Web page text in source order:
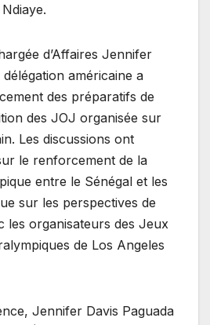
d’Affaires Jennifer
américaine a
des préparatifs de
des JOJ organisée sur
Les discussions ont
le renforcement de la
entre le Sénégal et les
sur les perspectives de
les organisateurs des Jeux
de Los Angeles
Jennifer Davis Paguada